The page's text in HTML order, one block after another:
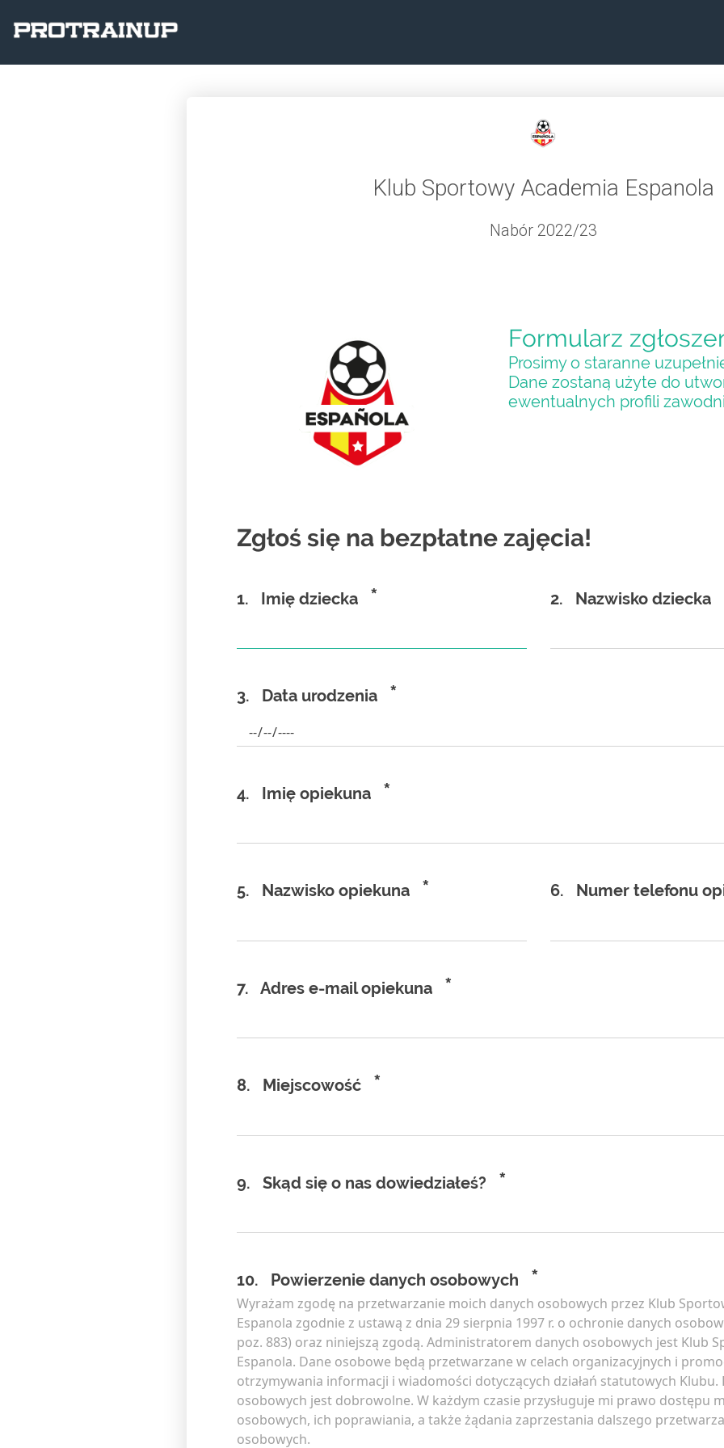
Klub Sportowy Academia Espanola
Nabór 2022/23
Formularz
Prosimy o staranne
Dane zostaną użyte do
ewentualnych profili
Zgłoś się na bezpłatne zajęcia!
1. Imię dziecka * 2. Nazwisko dziecka
3. Data urodzenia *
4. Imię opiekuna *
5. Nazwisko opiekuna * 6. Numer telefonu
7. Adres e-mail opiekuna *
8. Miejscowość *
9. Skąd się o nas dowiedziałeś? *
10. Powierzenie danych osobowych *
Wyrażam zgodę na przetwarzanie moich danych osobowych przez Klub
Espanola zgodnie z ustawą z dnia 29 sierpnia 1997 r. o ochronie danych
poz. 883) oraz niniejszą zgodą. Administratorem danych osobowych jest Klub
Espanola. Dane osobowe będą przetwarzane w celach organizacyjnych i
otrzymywania informacji i wiadomości dotyczących działań statutowych Klubu.
osobowych jest dobrowolne. W każdym czasie przysługuje mi prawo dostępu
osobowych, ich poprawiania, a także żądania zaprzestania dalszego
osobowych.